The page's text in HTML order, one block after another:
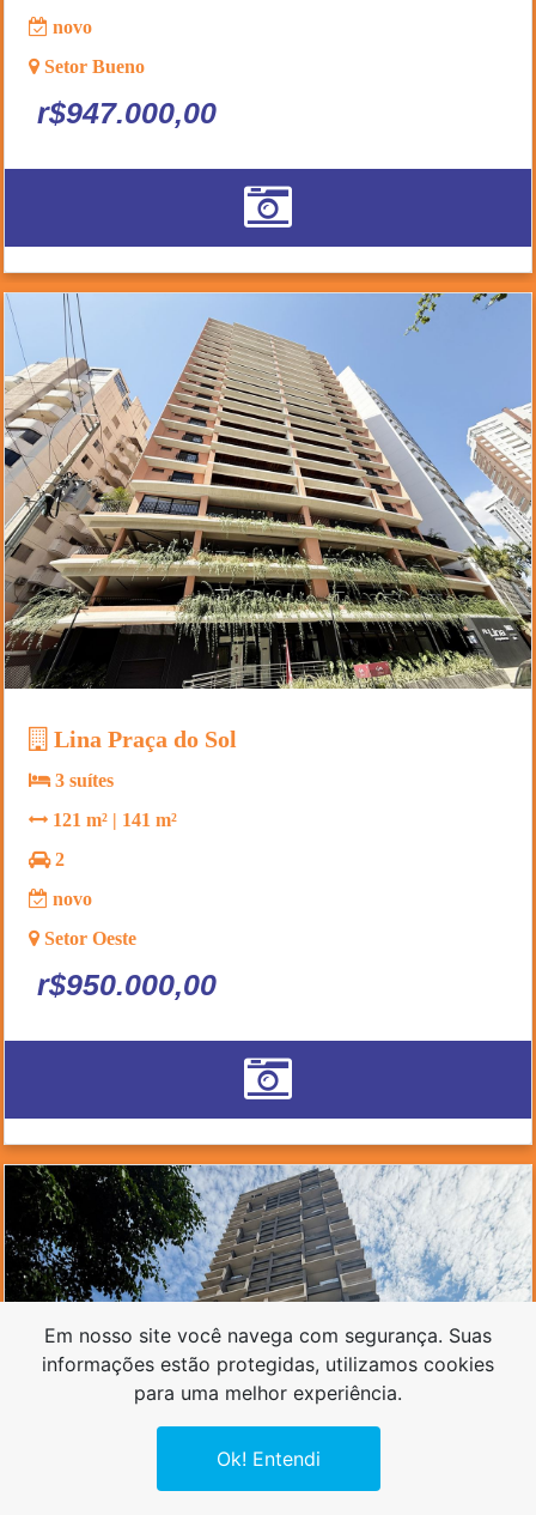
novo
Setor Bueno
r$947.000,00
Lina Praça do Sol
3 suítes
121 m² | 141 m²
2
novo
Setor Oeste
r$950.000,00
Em nosso site você navega com segurança. Suas
informações estão protegidas, utilizamos cookies
para uma melhor experiência.
Ok! Entendi